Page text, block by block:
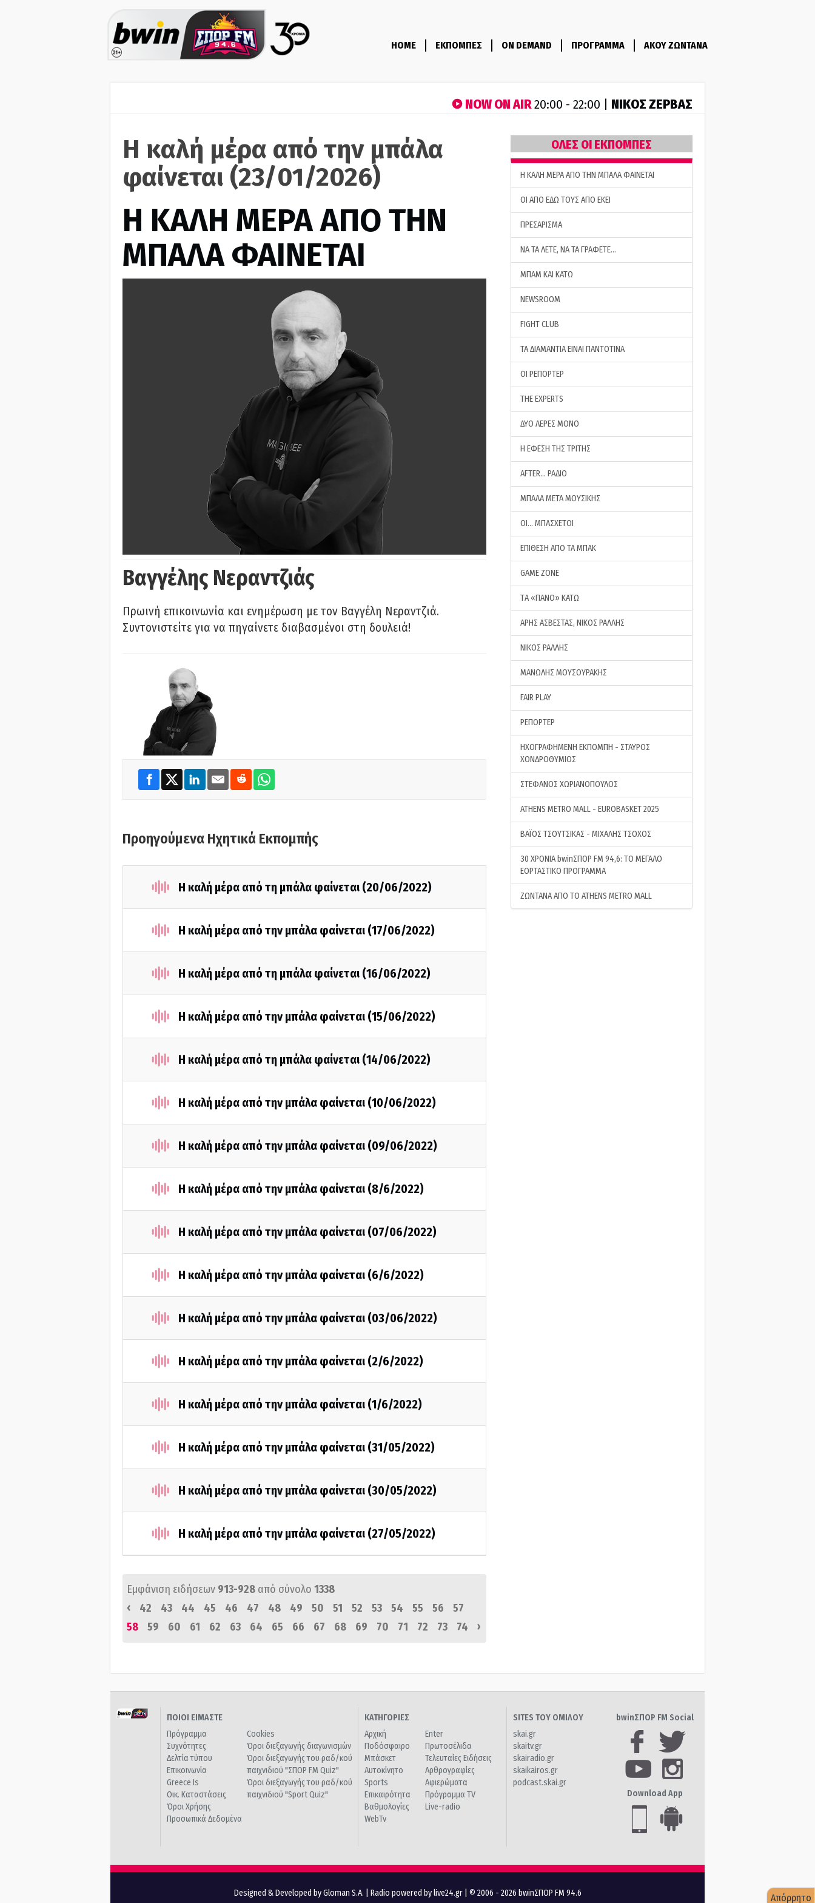
HOME ΕΚΠΟΜΠΕΣ ON DEMAND ΠΡΟΓΡΑΜΜΑ ΑΚΟΥ ΖΩΝΤΑΝΑ
NOW ON AIR20:00 - 22:00 | ΝΙΚΟΣ ΖΕΡΒΑΣ
Η καλή μέρα από την μπάλα
φαίνεται (23/01/2026)
H ΚΑΛΗ ΜΕΡΑ ΑΠΟ ΤΗΝ
ΜΠΑΛΑ ΦΑΙΝΕΤΑΙ
Βαγγέλης Νεραντζιάς
Πρωινή επικοινωνία και ενημέρωση με τον Βαγγέλη Νεραντζιά.
Συντονιστείτε για να πηγαίνετε διαβασμένοι στη δουλειά!
Προηγούμενα Ηχητικά Εκπομπής
Η καλή μέρα από τη μπάλα φαίνεται (20/06/2022)
Η καλή μέρα από την μπάλα φαίνεται (17/06/2022)
Η καλή μέρα από τη μπάλα φαίνεται (16/06/2022)
Η καλή μέρα από την μπάλα φαίνεται (15/06/2022)
Η καλή μέρα από τη μπάλα φαίνεται (14/06/2022)
Η καλή μέρα από την μπάλα φαίνεται (10/06/2022)
Η καλή μέρα από την μπάλα φαίνεται (09/06/2022)
Η καλή μέρα από την μπάλα φαίνεται (8/6/2022)
Η καλή μέρα από την μπάλα φαίνεται (07/06/2022)
Η καλή μέρα από την μπάλα φαίνεται (6/6/2022)
Η καλή μέρα από την μπάλα φαίνεται (03/06/2022)
Η καλή μέρα από την μπάλα φαίνεται (2/6/2022)
Η καλή μέρα από την μπάλα φαίνεται (1/6/2022)
Η καλή μέρα από την μπάλα φαίνεται (31/05/2022)
Η καλή μέρα από την μπάλα φαίνεται (30/05/2022)
Η καλή μέρα από την μπάλα φαίνεται (27/05/2022)
Εμφάνιση ειδήσεων 913-928 από σύνολο 1338
‹
42 43 44 45 46 47 48 49 50 51 52 53 54 55 56
57
58
59 60 61 62 63 64 65 66 67 68 69 70 71 72 73 74 ›
ΟΛΕΣ ΟΙ ΕΚΠΟΜΠΕΣ
H ΚΑΛΗ ΜΕΡΑ ΑΠΟ ΤΗΝ ΜΠΑΛΑ ΦΑΙΝΕΤΑΙ
ΟΙ ΑΠΟ ΕΔΩ ΤΟΥΣ ΑΠΟ ΕΚΕΙ
ΠΡΕΣΑΡΙΣΜΑ
ΝΑ ΤΑ ΛΕΤΕ, ΝΑ ΤΑ ΓΡΑΦΕΤΕ…
ΜΠΑΜ ΚΑΙ ΚΑΤΩ
NEWSROOM
FIGHT CLUB
ΤΑ ΔΙΑΜΑΝΤΙΑ ΕΙΝΑΙ ΠΑΝΤΟΤΙΝΑ
ΟΙ ΡΕΠΟΡΤΕΡ
THE EXPERTS
ΔΥΟ ΛΕΡΕΣ ΜΟΝΟ
Η ΕΦΕΣΗ ΤΗΣ ΤΡΙΤΗΣ
AFTER… ΡΑΔΙΟ
ΜΠΑΛΑ ΜΕΤΑ ΜΟΥΣΙΚΗΣ
ΟΙ… ΜΠΑΣΧΕΤΟΙ
ΕΠΙΘΕΣΗ ΑΠΟ ΤΑ ΜΠΑΚ
GAME ZONE
ΤA «ΠΑΝΟ» ΚΑΤΩ
ΑΡΗΣ ΑΣΒΕΣΤΑΣ, ΝΙΚΟΣ ΡΑΛΛΗΣ
ΝΙΚΟΣ ΡΑΛΛΗΣ
ΜΑΝΩΛΗΣ ΜΟΥΣΟΥΡΑΚΗΣ
FAIR PLAY
ΡΕΠΟΡΤΕΡ
ΗΧΟΓΡΑΦΗΜΕΝΗ ΕΚΠΟΜΠΗ - ΣΤΑΥΡΟΣ
ΧΟΝΔΡΟΘΥΜΙΟΣ
ΣΤΕΦΑΝΟΣ ΧΩΡΙΑΝΟΠΟΥΛΟΣ
ATHENS METRO MALL - EUROBASKET 2025
ΒΑΪΟΣ ΤΣΟΥΤΣΙΚΑΣ - ΜΙΧΑΛΗΣ ΤΣΟΧΟΣ
30 ΧΡΟΝΙΑ bwinΣΠΟΡ FM 94,6: ΤΟ ΜΕΓΑΛΟ
ΕΟΡΤΑΣΤΙΚΟ ΠΡΟΓΡΑΜΜΑ
ΖΩΝΤΑΝΑ ΑΠΟ ΤΟ ATHENS METRO MALL
ΠΟΙΟΙ ΕΙΜΑΣΤΕ
Πρόγραμμα
Συχνότητες
Δελτία τύπου
Επικοινωνία
Greece Is
Οικ. Καταστάσεις
Όροι Χρήσης
Προσωπικά Δεδομένα
Cookies
Όροι διεξαγωγής διαγωνισμών
Όροι διεξαγωγής του ραδ/κού
παιχνιδιού "ΣΠΟΡ FM Quiz"
Όροι διεξαγωγής του ραδ/κού
παιχνιδιού "Sport Quiz"
ΚΑΤΗΓΟΡΙΕΣ
Αρχική
Ποδόσφαιρο
Μπάσκετ
Αυτοκίνητο
Sports
Επικαιρότητα
Βαθμολογίες
WebTv
Enter
Πρωτοσέλιδα
Τελευταίες Ειδήσεις
Αρθρογραφίες
Αφιερώματα
Πρόγραμμα TV
Live-radio
SITES ΤΟΥ ΟΜΙΛΟΥ
skai.gr
skaitv.gr
skairadio.gr
skaikairos.gr
podcast.skai.gr
bwinΣΠΟΡ FM Social
Download App
Designed & Developed by Gloman S.A. Radio powered by live24.gr | © 2006 - 2026 bwinΣΠΟΡ FM 94.6 Απόρρητο